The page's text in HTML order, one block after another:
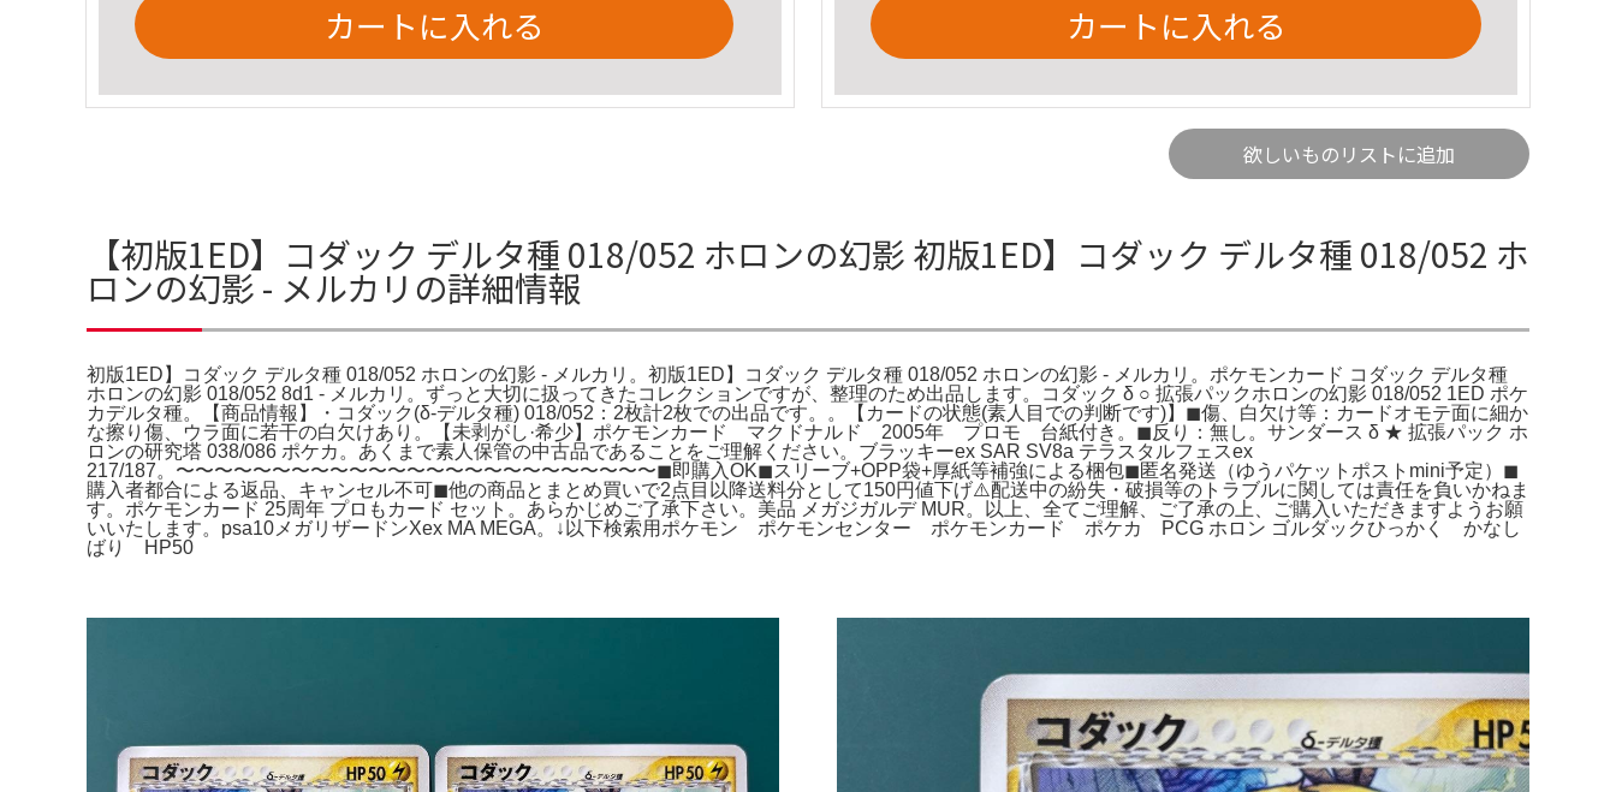
カートに入れる カートに入れる
欲しいものリストに追加
【初版1ED】コダック デルタ種 018/052 ホロンの幻影 初版1ED】コダック デルタ種 018/052 ホ
ロンの幻影 - メルカリの詳細情報
初版1ED】コダック デルタ種 018/052 ホロンの幻影 - メルカリ。初版1ED】コダック デルタ種 018/052 ホロンの幻影 - メルカリ。ポケモンカード コダック デルタ種
ホロンの幻影 018/052 8d1 - メルカリ。ずっと大切に扱ってきたコレクションですが、整理のため出品します。コダック δ ○ 拡張パックホロンの幻影 018/052 1ED ポケ
カデルタ種。【商品情報】・コダック(δ-デルタ種) 018/052：2枚計2枚での出品です。。【カードの状態(素人目での判断です)】◼︎傷、白欠け等：カードオモテ面に細か
な擦り傷、ウラ面に若干の白欠けあり。【未剥がし·希少】ポケモンカード マクドナルド 2005年 プロモ 台紙付き。◼︎反り：無し。サンダース δ ★ 拡張パック ホ
ロンの研究塔 038/086 ポケカ。あくまで素人保管の中古品であることをご理解ください。ブラッキーex SAR SV8a テラスタルフェスex
217/187。〜〜〜〜〜〜〜〜〜〜〜〜〜〜〜〜〜〜〜〜〜〜〜〜〜◼︎即購入OK◼︎スリーブ+OPP袋+厚紙等補強による梱包◼︎匿名発送（ゆうパケットポストmini予定）◼︎
購入者都合による返品、キャンセル不可◼︎他の商品とまとめ買いで2点目以降送料分として150円値下げ⚠️配送中の紛失・破損等のトラブルに関しては責任を負いかねま
す。ポケモンカード 25周年 プロもカード セット。あらかじめご了承下さい。美品 メガジガルデ MUR。以上、全てご理解、ご了承の上、ご購入いただきますようお願
いいたします。psa10メガリザードンXex MA MEGA。↓以下検索用ポケモン ポケモンセンター ポケモンカード ポケカ PCG ホロン ゴルダックひっかく かなし
ばり HP50